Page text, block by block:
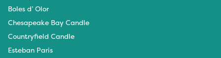
Boles d’ Olor
Chesapeake Bay Candle
Countryfield Candle
Esteban Paris